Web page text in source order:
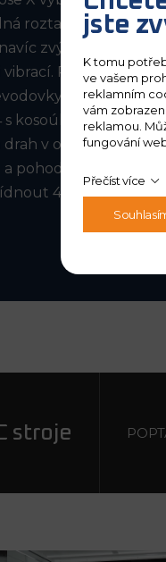
roztažnost. Modely
zvýšenou
Pohony
na přesné
kosoúhlým stykem.
v osách X a Y.
pohodlí. Standardní
40, 60, 90 a 120
stroje
jste
K tomu
ve vašem
reklamním
vám
reklamou.
fungování
Přečíst více